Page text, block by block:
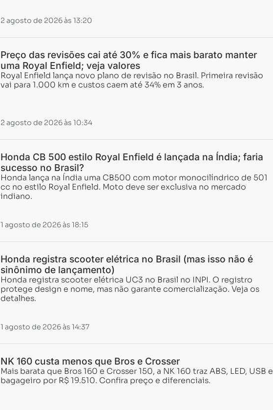
2 agosto de 2026 às 13:20
Preço das revisões cai até 30% e fica mais barato manter
uma Royal Enfield; veja valores
Royal Enfield lança novo plano de revisão no Brasil. Primeira revisão
vai para 1.000 km e custos caem até 34% em 3 anos.
2 agosto de 2026 às 10:34
Honda CB 500 estilo Royal Enfield é lançada na Índia; faria
sucesso no Brasil?
Honda lança na Índia uma CB500 com motor monocilíndrico de 501
cc no estilo Royal Enfield. Moto deve ser exclusiva no mercado
indiano.
1 agosto de 2026 às 18:15
Honda registra scooter elétrica no Brasil (mas isso não é
sinônimo de lançamento)
Honda registra scooter elétrica UC3 no Brasil no INPI. O registro
protege design e nome, mas não garante comercialização. Veja os
detalhes.
1 agosto de 2026 às 14:37
NK 160 custa menos que Bros e Crosser
Mais barata que Bros 160 e Crosser 150, a NK 160 traz ABS, LED, USB e
bagageiro por R$ 19.510. Confira preço e diferenciais.